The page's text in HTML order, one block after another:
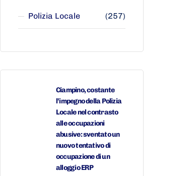
Polizia Locale (257)
Ciampino, costante
l’impegno della Polizia
Locale nel contrasto
alle occupazioni
abusive: sventato un
nuovo tentativo di
occupazione di un
alloggio ERP